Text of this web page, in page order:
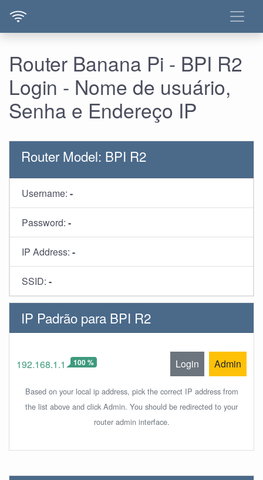
Router Banana Pi - BPI R2
Login - Nome de usuário,
Senha e Endereço IP
Router Model: BPI R2
Username: -
Password: -
IP Address: -
SSID: -
IP Padrão para BPI R2
192.168.1.1 100 % Login Admin
Based on your local ip address, pick the correct IP address from
the list above and click Admin. You should be redirected to your
router admin interface.